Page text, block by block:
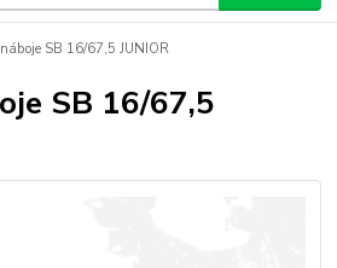
náboje SB 16/67,5 JUNIOR
SB 16/67,5